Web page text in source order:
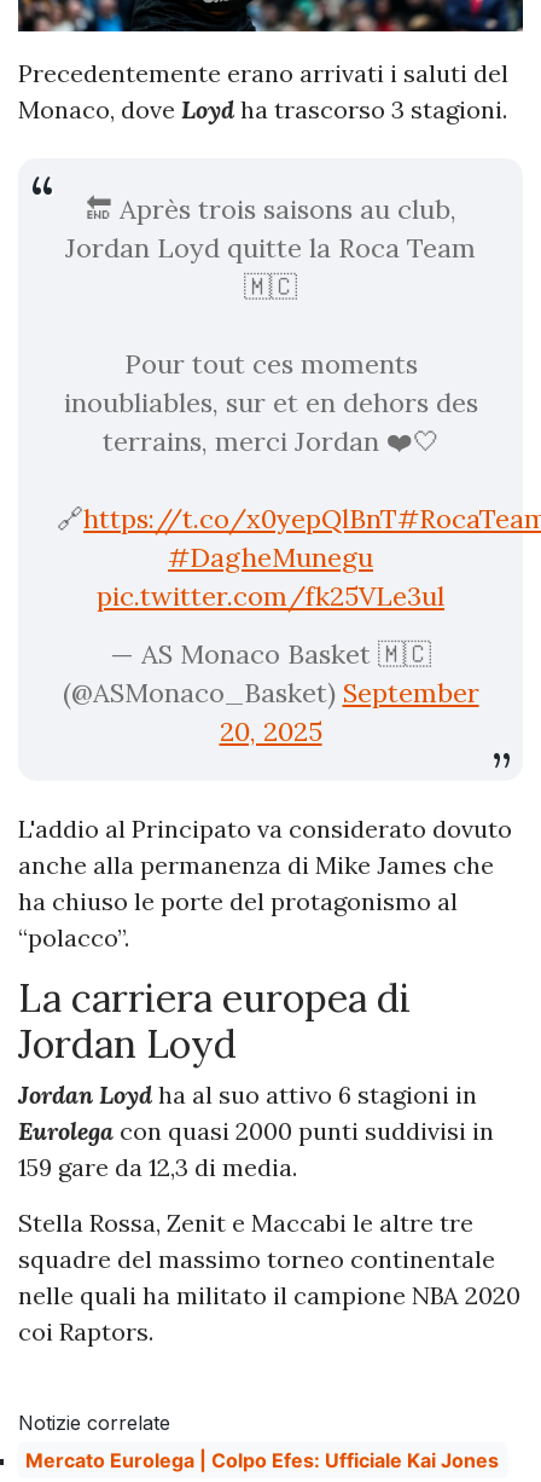
Precedentemente erano arrivati i saluti del
Monaco, dove Loyd ha trascorso 3 stagioni.
🔚 Après trois saisons au club,
Jordan Loyd quitte la Roca Team
🇲🇨
Pour tout ces moments
inoubliables, sur et en dehors des
terrains, merci Jordan ❤️🤍
🔗https://t.co/x0yepQlBnT
#DagheMunegu
pic.twitter.com/fk25VLe3ul
— AS Monaco Basket 🇲🇨
(@ASMonaco_Basket) September
20, 2025
L'addio al Principato va considerato dovuto
anche alla permanenza di Mike James che
ha chiuso le porte del protagonismo al
“polacco”.
La carriera europea di
Jordan Loyd
Jordan Loyd ha al suo attivo 6 stagioni in
Eurolega con quasi 2000 punti suddivisi in
159 gare da 12,3 di media.
Stella Rossa, Zenit e Maccabi le altre tre
squadre del massimo torneo continentale
nelle quali ha militato il campione NBA 2020
coi Raptors.
Notizie correlate
Mercato Eurolega | Colpo Efes: Ufficiale Kai Jones